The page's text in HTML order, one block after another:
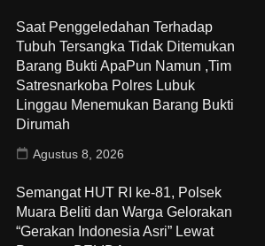
Saat Penggeledahan Terhadap
Tubuh Tersangka Tidak Ditemukan
Barang Bukti ApaPun Namun ,Tim
Satresnarkoba Polres Lubuk
Linggau Menemukan Barang Bukti
Dirumah
Agustus 8, 2026
Semangat HUT RI ke-81, Polsek
Muara Beliti dan Warga Gelorakan
“Gerakan Indonesia Asri” Lewat